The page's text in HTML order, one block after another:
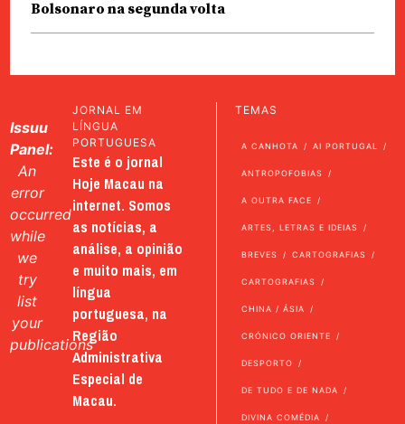
Bolsonaro na segunda volta
Issuu
Panel:
An
error
occurred
while
we
try
list
your
publications
JORNAL EM
LÍNGUA
PORTUGUESA
Este é o jornal
Hoje Macau na
internet. Somos
as notícias, a
análise, a opinião
e muito mais, em
língua
portuguesa, na
Região
Administrativa
Especial de
Macau.
TEMAS
A CANHOTA AI PORTUGAL
ANTROPOFOBIAS
A OUTRA FACE
ARTES, LETRAS E IDEIAS
BREVES CARTOGRAFIAS
CARTOGRAFIAS
CHINA / ÁSIA
CRÓNICO ORIENTE
DESPORTO
DE TUDO E DE NADA
DIVINA COMÉDIA